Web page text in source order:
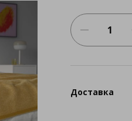
Доставка